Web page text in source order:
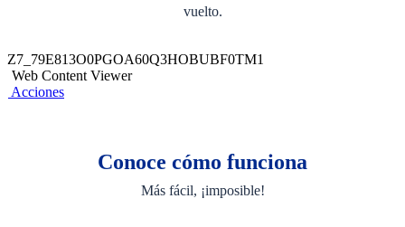
vuelto.
Z7_79E813O0PGOA60Q3HOBUBF0TM1
Web Content Viewer
Acciones
Conoce cómo funciona
Más fácil, ¡imposible!